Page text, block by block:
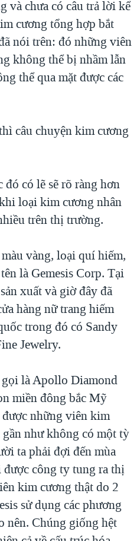
và chưa có câu trả lời kể
cương tổng hợp bắt
nói trên: đó những viên
không thể bị nhầm lẫn
thể qua mặt được các
câu chuyện kim cương
đó có lẽ sẽ rõ ràng hơn
loại kim cương nhân
trên thị trường.
vàng, loại quí hiếm,
là Gemesis Corp. Tại
xuất và giờ đây đã
hàng nữ trang hiếm
trong đó có Sandy
Jewelry.
là Apollo Diamond
miền đông bắc Mỹ
được những viên kim
như không có một tỳ
ta phải đợi đến mùa
công ty tung ra thị
kim cương thật do 2
sử dụng các phương
nên. Chúng giống hệt